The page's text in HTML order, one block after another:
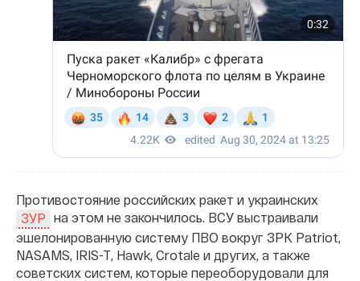
Противостояние российских ракет и украинских
ЗУР на этом не закончилось. ВСУ выстраивали
эшелонированную систему ПВО вокруг ЗРК Patriot,
NASAMS, IRIS-T, Hawk, Crotale и других, а также
советских систем, которые переоборудовали для